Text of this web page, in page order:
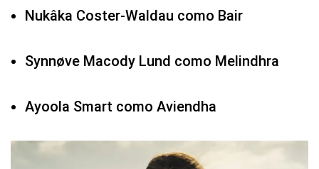
Nukâka Coster-Waldau como Bair
Synnøve Macody Lund como Melindhra
Ayoola Smart como Aviendha